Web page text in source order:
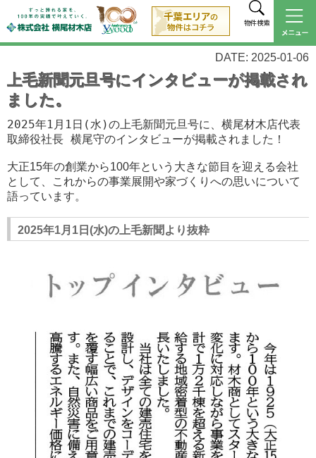
物件検索
DATE: 2025-01-06
上毛新聞元旦号にインタビューが掲載され
ました。
2025年1月1日(水)の上毛新聞元旦号に、横尾材木店代表
取締役社長 横尾守のインタビューが掲載されました！
大正15年の創業から100年という大きな節目を迎える会社
として、これからの事業展開や家づくりへの思いについて
語っています。
2025年1月1日(水)の上毛新聞より抜粋